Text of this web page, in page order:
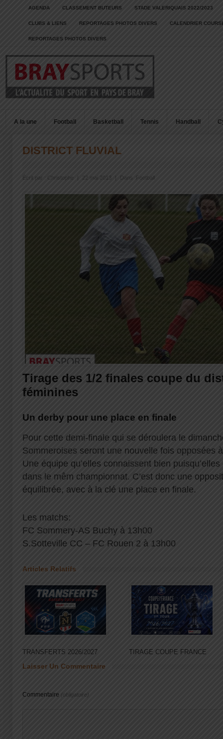
AGENDA CLASSEMENT BUTEURS STADE VALERIQUAIS 2022/2023
CLUBS & LIENS REPORTAGES PHOTOS DIVERS CALENDRIER
REPORTAGES PHOTOS DIVERS
A la une Football Basketball Tennis Handball
DISTRICT FLUVIAL
Écrit par : Christophe 22 mai 2013 Dans : Football
Tirage des 1/2 finales coupe du
féminines
Un derby pour une place en finale
Pour cette demi-finale qui se déroulera le
Sommeroises seront une nouvelle fois opposées
Une équipe qu’elles connaissent bien
dans le mêm championnat. C’est donc une
équilibrée, avec à la clé une place en finale.
Les matchs:
FC Sommery-AS Buchy à 13h00
S.Sotteville CC – FC Rouen 2 à 13h00
Articles Relatifs
TRANSFERTS 2026/2027 TIRAGE COUPE FRANCE
Laisser Un Commentaire
Commentaire (obligatoire)